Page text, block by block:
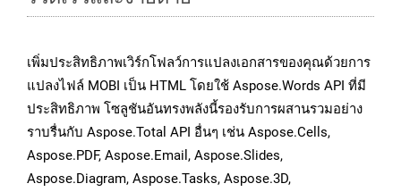
เพิ่มประสิทธิภาพเวิร์กโฟลว์การแปลงเอกสารของคุณด้วยการ
แปลงไฟล์ MOBI เป็น HTML โดยใช้ Aspose.Words API ที่มี
ประสิทธิภาพ โซลูชันอันทรงพลังนี้รองรับการผสานรวมอย่าง
ราบรื่นกับ Aspose.Total API อื่นๆ เช่น Aspose.Cells,
Aspose.PDF, Aspose.Email, Aspose.Slides,
Aspose.Diagram, Aspose.Tasks, Aspose.3D,